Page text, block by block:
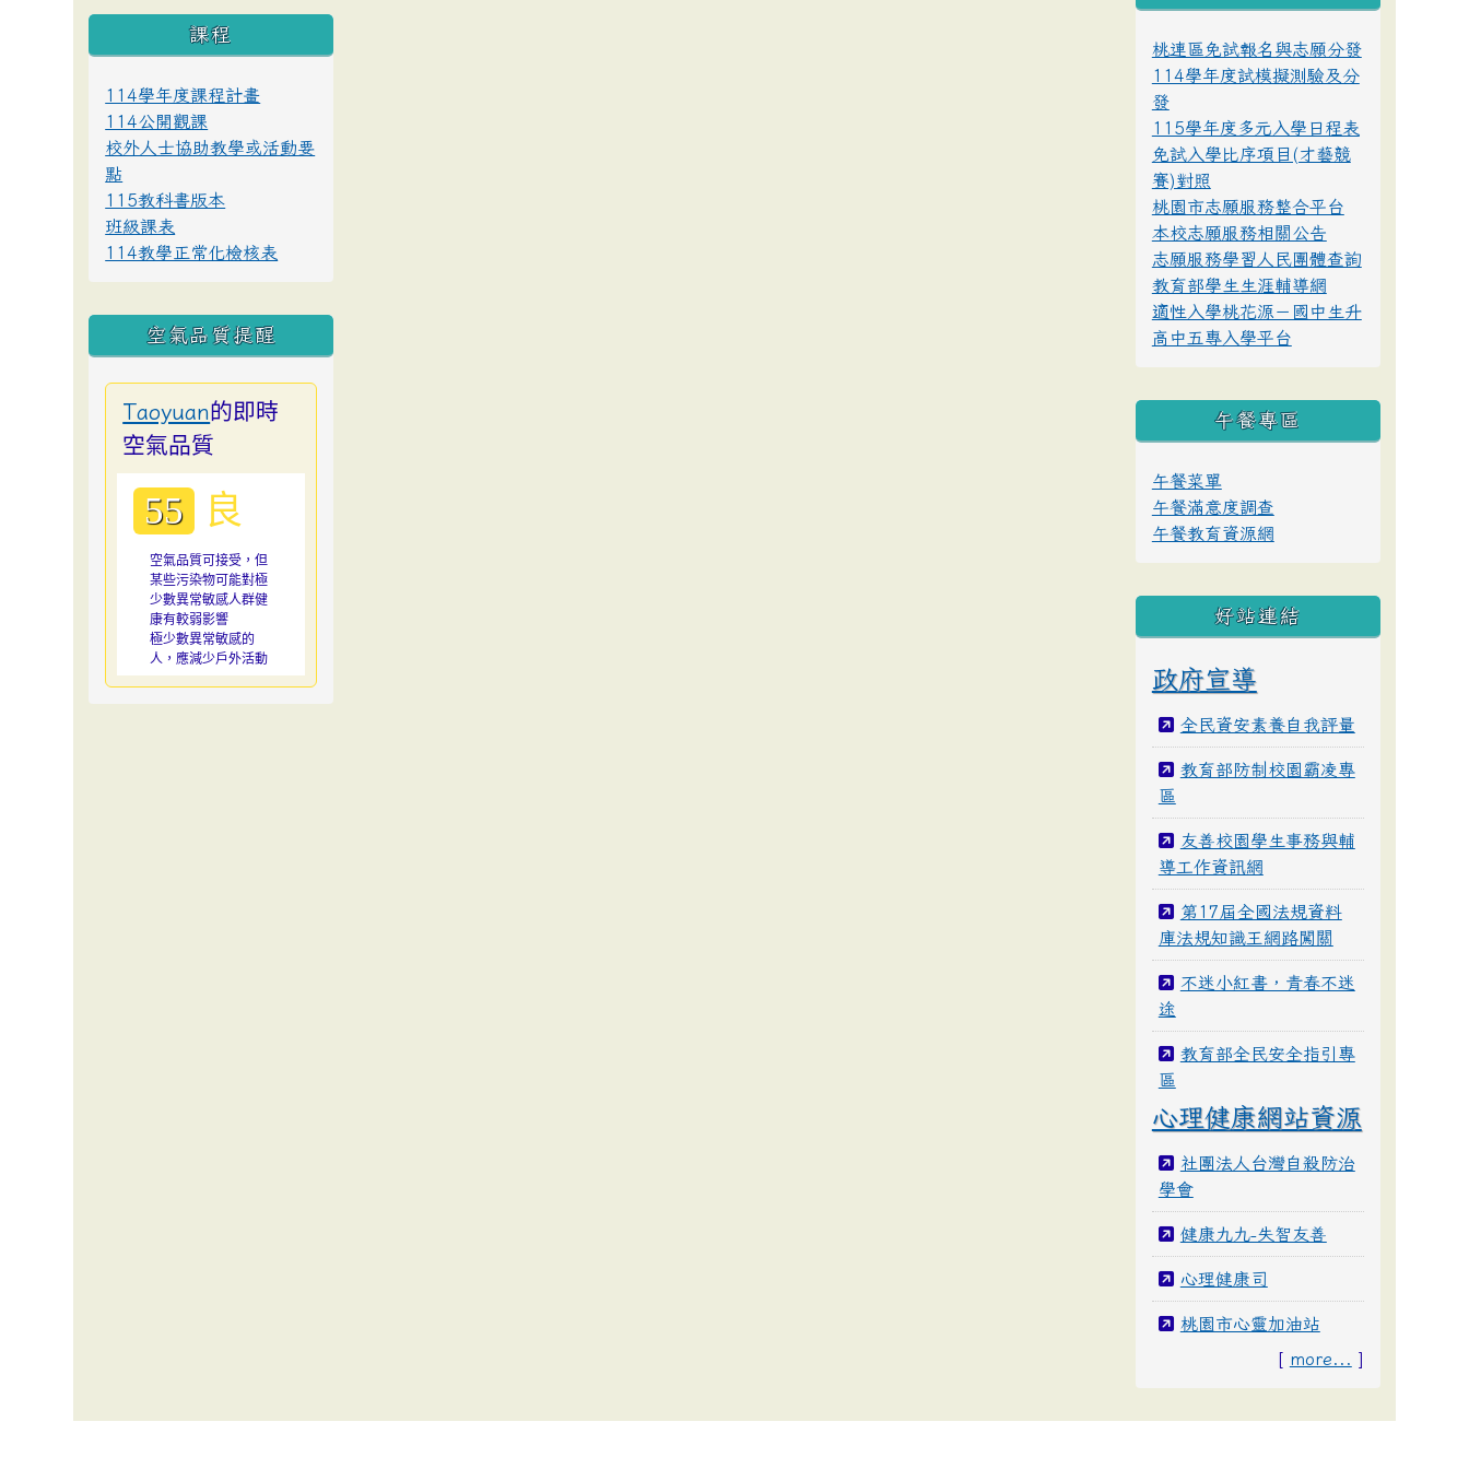
課程
114學年度課程計畫
114公開觀課
校外人士協助教學或活動要
點
115教科書版本
班級課表
114教學正常化檢核表
空氣品質提醒
Taoyuan的即時
空氣品質
55 良
空氣品質可接受，但
某些污染物可能對極
少數異常敏感人群健
康有較弱影響
極少數異常敏感的
人，應減少戶外活動
桃連區免試報名與志願分發
114學年度試模擬測驗及分
發
115學年度多元入學日程表
免試入學比序項目(才藝競
賽)對照
桃園市志願服務整合平台
本校志願服務相關公告
志願服務學習人民團體查詢
教育部學生生涯輔導網
適性入學桃花源－國中生升
高中五專入學平台
午餐專區
午餐菜單
午餐滿意度調查
午餐教育資源網
好站連結
政府宣導
全民資安素養自我評量
教育部防制校園霸凌專
區
友善校園學生事務與輔
導工作資訊網
第17屆全國法規資料
庫法規知識王網路闖關
不迷小紅書，青春不迷
途
教育部全民安全指引專
區
心理健康網站資源
社團法人台灣自殺防治
學會
健康九九-失智友善
心理健康司
桃園市心靈加油站
[ more... ]